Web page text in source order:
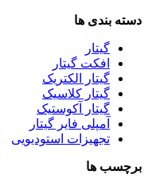
دسته بندی ها
گیتار
افکت گیتار
گیتار الکتریک
گیتار کلاسیک
گیتار آکوستیک
آمپلی فایر گیتار
تجهیزات استودیویی
برچسب ها